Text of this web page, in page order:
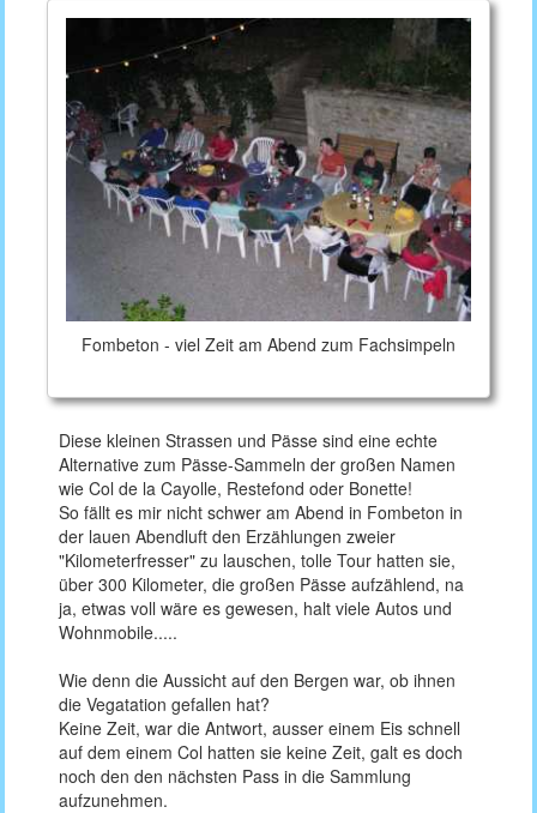
Fombeton - viel Zeit am Abend zum Fachsimpeln
Diese kleinen Strassen und Pässe sind eine echte
Alternative zum Pässe-Sammeln der großen Namen
wie Col de la Cayolle, Restefond oder Bonette!
So fällt es mir nicht schwer am Abend in Fombeton in
der lauen Abendluft den Erzählungen zweier
"Kilometerfresser" zu lauschen, tolle Tour hatten sie,
über 300 Kilometer, die großen Pässe aufzählend, na
ja, etwas voll wäre es gewesen, halt viele Autos und
Wohnmobile.....
Wie denn die Aussicht auf den Bergen war, ob ihnen
die Vegatation gefallen hat?
Keine Zeit, war die Antwort, ausser einem Eis schnell
auf dem einem Col hatten sie keine Zeit, galt es doch
noch den den nächsten Pass in die Sammlung
aufzunehmen.